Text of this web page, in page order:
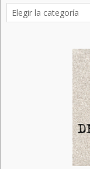
Categorías
de